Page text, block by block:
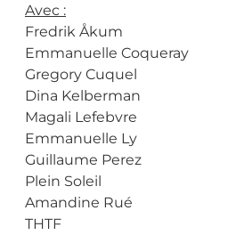
Avec :
Fredrik Åkum
Emmanuelle Coqueray
Gregory Cuquel
Dina Kelberman
Magali Lefebvre
Emmanuelle Ly
Guillaume Perez
Plein Soleil
Amandine Rué
THTF